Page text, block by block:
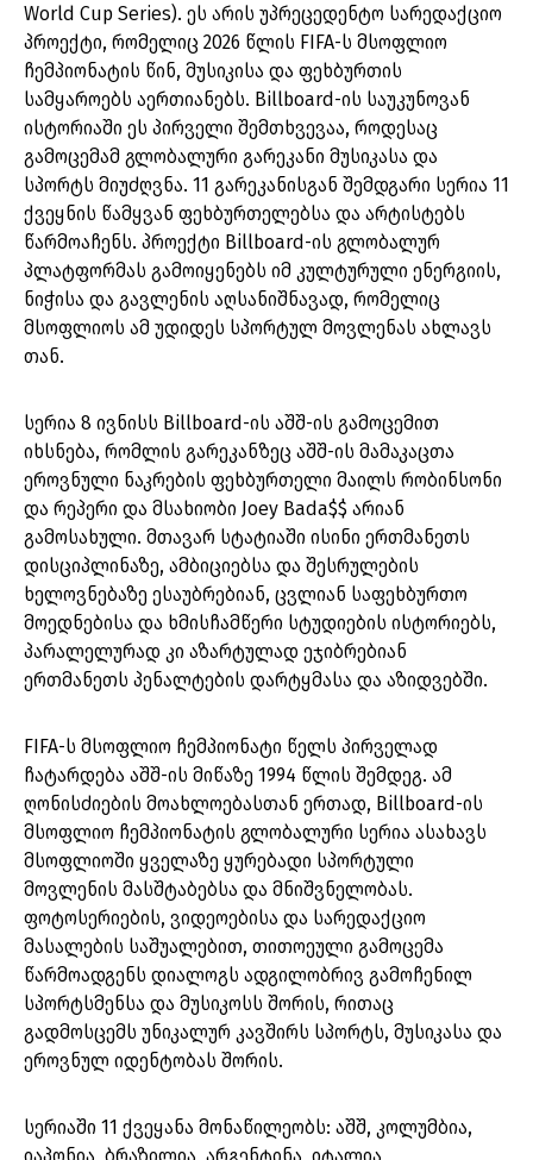
World Cup Series). ეს არის უპრეცედენტო სარედაქციო
პროექტი, რომელიც 2026 წლის FIFA-ს მსოფლიო
ჩემპიონატის წინ, მუსიკისა და ფეხბურთის
სამყაროებს აერთიანებს. Billboard-ის საუკუნოვან
ისტორიაში ეს პირველი შემთხვევაა, როდესაც
გამოცემამ გლობალური გარეკანი მუსიკასა და
სპორტს მიუძღვნა. 11 გარეკანისგან შემდგარი სერია 11
ქვეყნის წამყვან ფეხბურთელებსა და არტისტებს
წარმოაჩენს. პროექტი Billboard-ის გლობალურ
პლატფორმას გამოიყენებს იმ კულტურული ენერგიის,
ნიჭისა და გავლენის აღსანიშნავად, რომელიც
მსოფლიოს ამ უდიდეს სპორტულ მოვლენას ახლავს
თან.
სერია 8 ივნისს Billboard-ის აშშ-ის გამოცემით
იხსნება, რომლის გარეკანზეც აშშ-ის მამაკაცთა
ეროვნული ნაკრების ფეხბურთელი მაილს რობინსონი
და რეპერი და მსახიობი Joey Bada$$ არიან
გამოსახული. მთავარ სტატიაში ისინი ერთმანეთს
დისციპლინაზე, ამბიციებსა და შესრულების
ხელოვნებაზე ესაუბრებიან, ცვლიან საფეხბურთო
მოედნებისა და ხმისჩამწერი სტუდიების ისტორიებს,
პარალელურად კი აზარტულად ეჯიბრებიან
ერთმანეთს პენალტების დარტყმასა და აზიდვებში.
FIFA-ს მსოფლიო ჩემპიონატი წელს პირველად
ჩატარდება აშშ-ის მიწაზე 1994 წლის შემდეგ. ამ
ღონისძიების მოახლოებასთან ერთად, Billboard-ის
მსოფლიო ჩემპიონატის გლობალური სერია ასახავს
მსოფლიოში ყველაზე ყურებადი სპორტული
მოვლენის მასშტაბებსა და მნიშვნელობას.
ფოტოსერიების, ვიდეოებისა და სარედაქციო
მასალების საშუალებით, თითოეული გამოცემა
წარმოადგენს დიალოგს ადგილობრივ გამოჩენილ
სპორტსმენსა და მუსიკოსს შორის, რითაც
გადმოსცემს უნიკალურ კავშირს სპორტს, მუსიკასა და
ეროვნულ იდენტობას შორის.
სერიაში 11 ქვეყანა მონაწილეობს: აშშ, კოლუმბია,